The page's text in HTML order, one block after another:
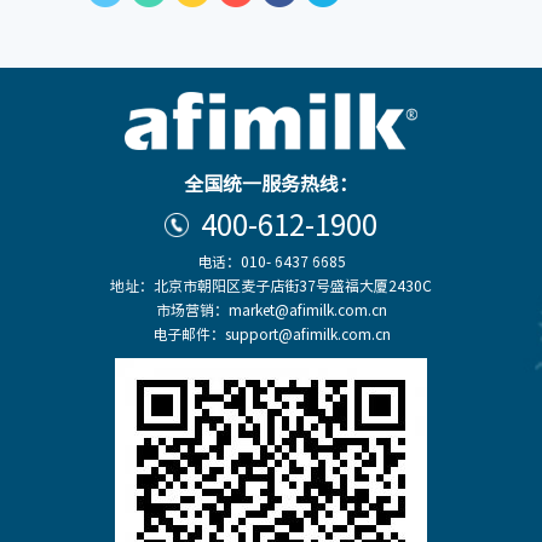
全国统一服务热线：
400-612-1900
电话：010- 6437 6685
地址：北京市朝阳区麦子店街37号盛福大厦2430C
市场营销：market@afimilk.com.cn
电子邮件：support@afimilk.com.cn